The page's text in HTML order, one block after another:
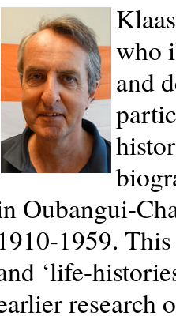
who
and
Oubangui-
1959.
‘life-
research